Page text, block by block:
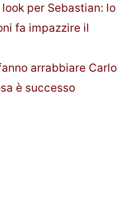
per Sebastian: lo
fa impazzire il
arrabbiare Carlo
è successo